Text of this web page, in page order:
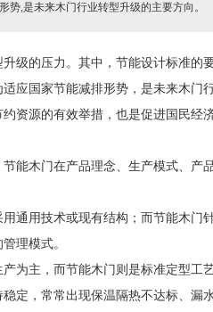
,是未来木门行业转型升级的主要方向。
级的压力。其中，节能设计标准
适应国家节能减排形势，是未来木门
资源的有效举措，也是促进国民经
能木门在产品理念、生产模式、
通用技术或现有结构；而节能木门
理模式。
为主，而节能木门则是标准定型工
定，常常出现保温隔热不达标、